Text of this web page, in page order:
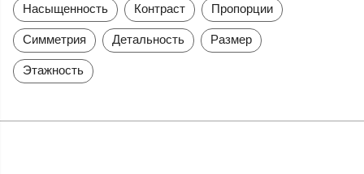
Насыщенность Контраст Пропорции
Симметрия Детальность Размер
Этажность